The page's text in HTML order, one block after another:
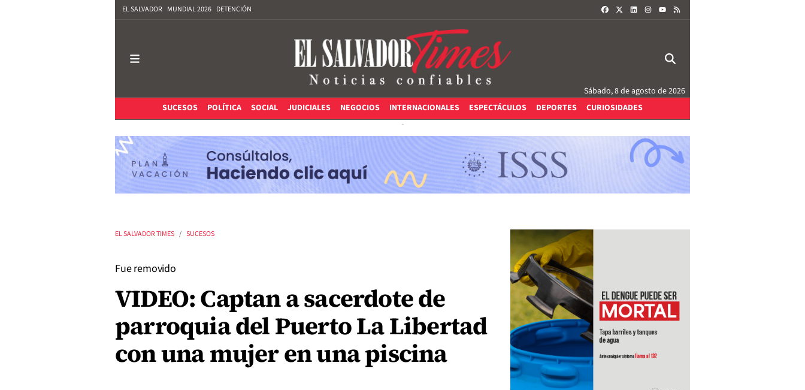
EL SALVADOR MUNDIAL 2026 DETENCIÓN FACEBOOKLINKEDININSTAGRAM
Sábado, 8 de agosto de 2026
SUCESOS
POLÍTICA SOCIAL JUDICIALES NEGOCIOS INTERNACIONALES ESPECTÁCULOS DEPORTES CURIOSIDADES
EL SALVADOR TIMES SUCESOS
Fue removido
VIDEO: Captan a sacerdote de
parroquia del Puerto La Libertad
con una mujer en una piscina